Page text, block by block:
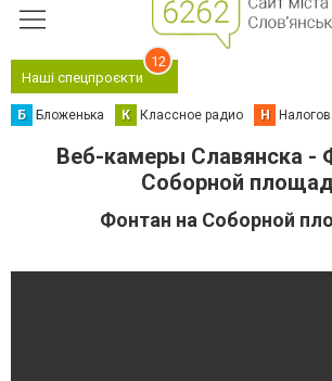
Наші спецпроєкти
12
Б Бложенька К Классное радио Н
Веб-камеры Славянска -
Соборной
Фонтан на Соборной